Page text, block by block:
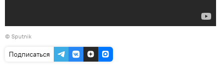
© Sputnik
Подписаться